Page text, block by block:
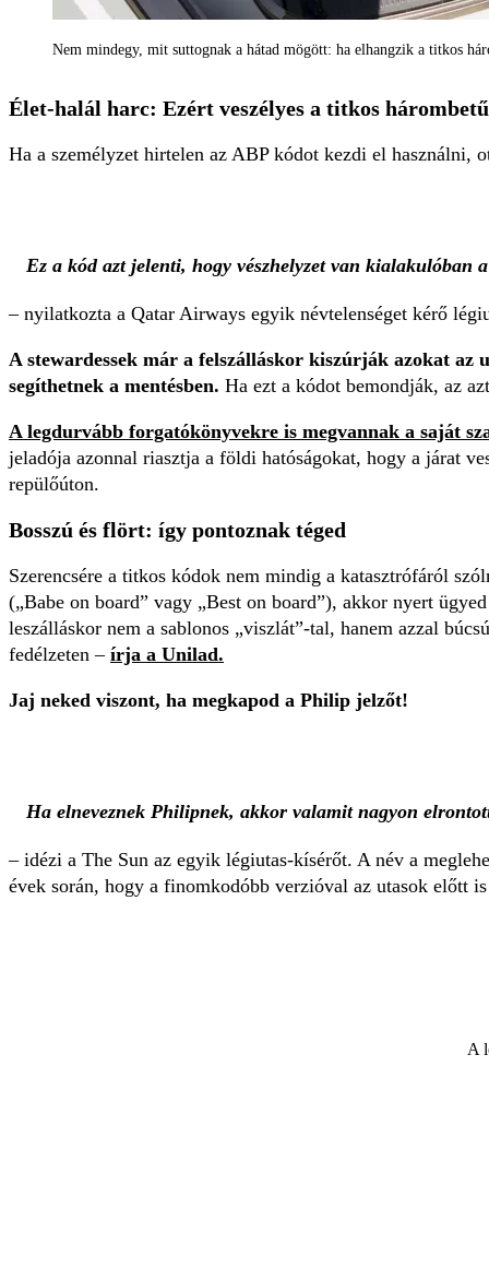
Nem mindegy, mit suttognak a hátad mögött: ha elhangzik a titkos
Élet-halál harc: Ezért veszélyes a titkos
Ha a személyzet hirtelen az ABP kódot kezdi el használni,
Ez a kód azt jelenti, hogy vészhelyzet van kialakulóban
– nyilatkozta a Qatar Airways egyik névtelenséget kérő
A stewardessek már a felszálláskor kiszúrják azokat az
segíthetnek a mentésben. Ha ezt a kódot bemondják, az
A legdurvább forgatókönyvekre is megvannak a saját
jeladója azonnal riasztja a földi hatóságokat, hogy a járat
repülőúton.
Bosszú és flört: így pontoznak téged
Szerencsére a titkos kódok nem mindig a katasztrófáról
(„Babe on board” vagy „Best on board”), akkor nyert
leszálláskor nem a sablonos „viszlát”-tal, hanem azzal
fedélzeten – írja a Unilad.
Jaj neked viszont, ha megkapod a Philip jelzőt!
Ha elneveznek Philipnek, akkor valamit nagyon
– idézi a The Sun az egyik légiutas-kísérőt. A név a
évek során, hogy a finomkodóbb verzióval az utasok előtt
A